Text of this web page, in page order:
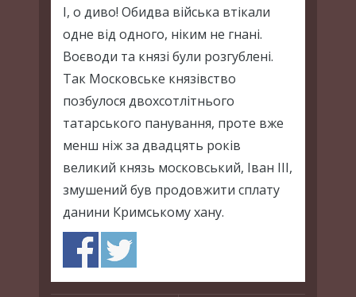
І, о диво! Обидва війська втікали
одне від одного, ніким не гнані.
Воєводи та князі були розгублені.
Так Московське князівство
позбулося двохсотлітнього
татарського панування, проте вже
менш ніж за двадцять років
великий князь московський, Іван ІІІ,
змушений був продовжити сплату
данини Кримському хану.